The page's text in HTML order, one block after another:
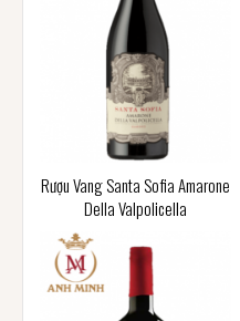
Rượu Vang Santa Sofia Amarone
Della Valpolicella